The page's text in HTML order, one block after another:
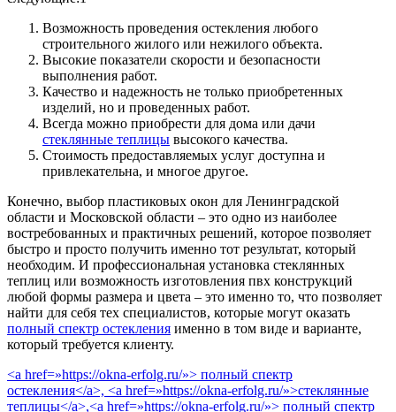
Возможность проведения остекления любого
строительного жилого или нежилого объекта.
Высокие показатели скорости и безопасности
выполнения работ.
Качество и надежность не только приобретенных
изделий, но и проведенных работ.
Всегда можно приобрести для дома или дачи
стеклянные теплицы высокого качества.
Стоимость предоставляемых услуг доступна и
привлекательна, и многое другое.
Конечно, выбор пластиковых окон для Ленинградской
области и Московской области – это одно из наиболее
востребованных и практичных решений, которое позволяет
быстро и просто получить именно тот результат, который
необходим. И профессиональная установка стеклянных
теплиц или возможность изготовления пвх конструкций
любой формы размера и цвета – это именно то, что позволяет
найти для себя тех специалистов, которые могут оказать
полный спектр остекления именно в том виде и варианте,
который требуется клиенту.
<a href=»https://okna-erfolg.ru/»> полный спектр
остекления</a>, <a href=»https://okna-erfolg.ru/»>стеклянные
теплицы</a>,<a href=»https://okna-erfolg.ru/»> полный спектр